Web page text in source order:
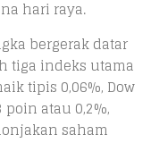
hari raya.
bergerak datar
tiga indeks utama
tipis 0,06%, Dow
atau 0,2%,
saham